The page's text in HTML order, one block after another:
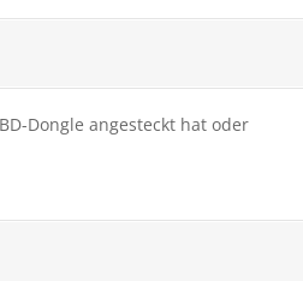
Dongle angesteckt hat oder